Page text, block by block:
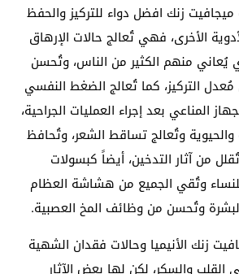
زنك افضل دواء للتركيز والحفظ
الأخرى، فهي تُعالج حالات الإرهاق
منهم الكثير من الناس، وتُحسن
التركيز، كما تُعالج الضغط النفسي
المناعي بعد إجراء العمليات الجراحية،
وتُعالج تساقط الشعر، وتُحافظ
من آثار التدخين، أيضاً كبسولات
وتُقي الجميع من هشاشة العظام
وتُحسن من وظائف المخ العصبية.
زنك الأنيميا وحالات فقدان الشهية
القلب والسكر، لكن لها بعض الآثار